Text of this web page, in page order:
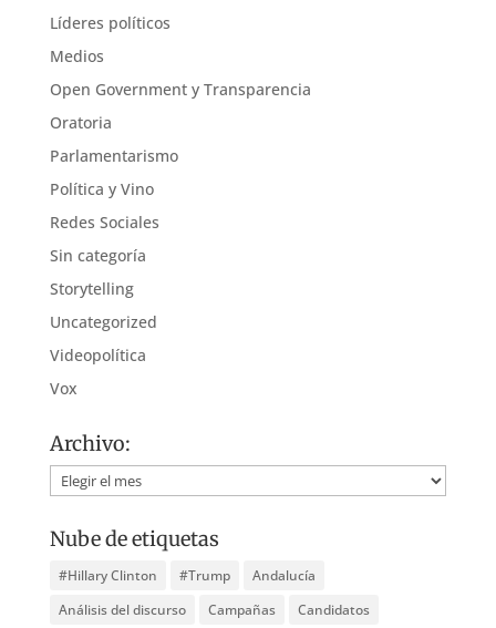
Líderes políticos
Medios
Open Government y Transparencia
Oratoria
Parlamentarismo
Política y Vino
Redes Sociales
Sin categoría
Storytelling
Uncategorized
Videopolítica
Vox
Archivo:
Archivo:
Nube de etiquetas
#Hillary Clinton #Trump
Andalucía
Análisis del discurso
Campañas
Candidatos